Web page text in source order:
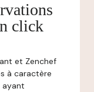
click
et Zenchef
à caractère
ayant